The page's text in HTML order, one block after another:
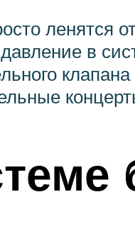
ленятся
в